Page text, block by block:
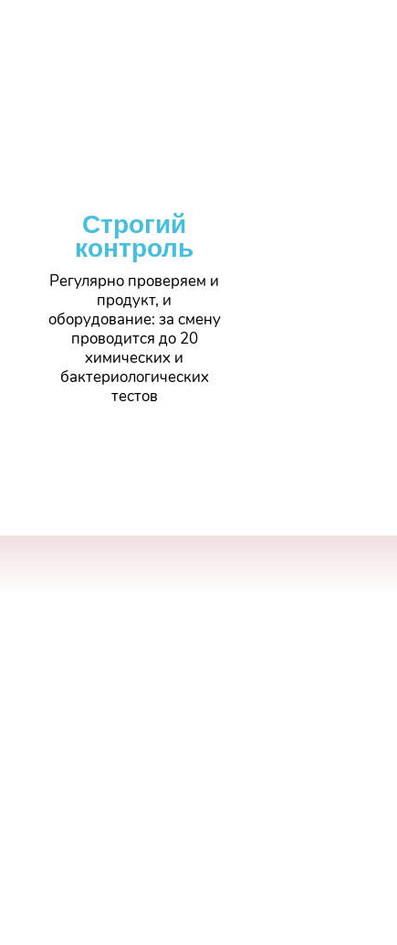
Строгий
контроль
Регулярно проверяем и
продукт, и
оборудование: за смену
проводится до 20
химических и
бактериологических
тестов